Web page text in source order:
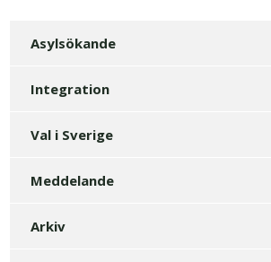
Asylsökande
Integration
Val i Sverige
Meddelande
Arkiv